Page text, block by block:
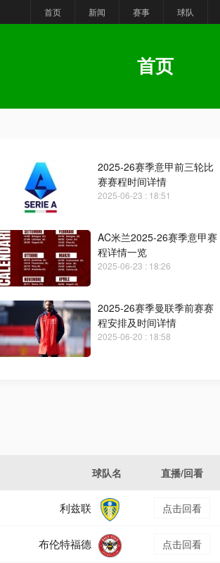
首页 新闻 赛事 球队
首页
2025-26赛季意甲前三轮比
赛赛程时间详情
2025-06-23 : 18:51
AC米兰2025-26赛季意甲赛
程详情一览
2025-06-23 : 18:26
2025-26赛季曼联季前赛赛
程安排及时间详情
2025-06-20 : 18:58
球队名 直播/回看
利兹联 点击回看
布伦特福德 点击回看